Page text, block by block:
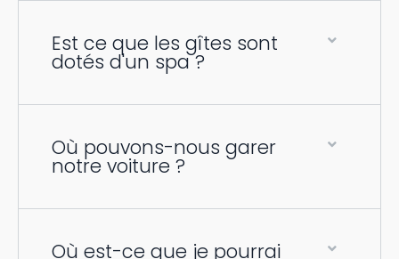
Est ce que les gîtes sont
dotés d'un spa ?
Où pouvons-nous garer
notre voiture ?
Où est-ce que je pourrai